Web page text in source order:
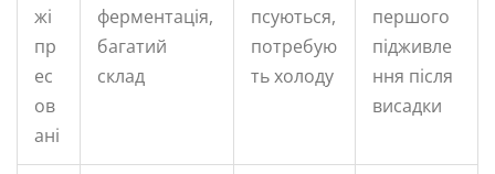
жі
пр
ес
ов
ані
ферментація,
багатий
склад
псуються,
потребую
ть холоду
першого
підживле
ння після
висадки